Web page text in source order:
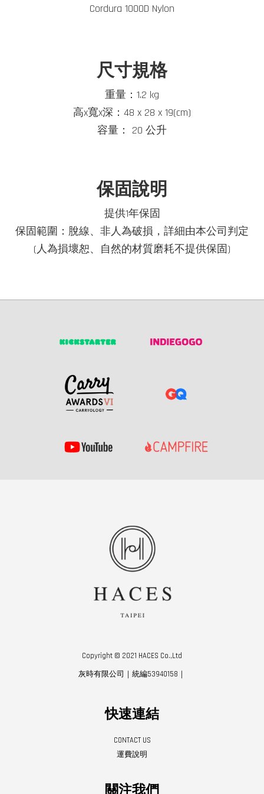
Cordura 1000D Nylon
尺寸規格
重量：1.2 kg
高x寬x深：48 x 28 x 19(cm)
容量： 20 公升
保固說明
提供1年保固
保固範圍：脫線、非人為破損，詳細由本公司判定
(人為損壞恕、自然的材質磨耗不提供保固)
Copyright © 2021 HACES Co.,Ltd
灰時有限公司｜統編53940158｜
快速連結
CONTACT US
運費說明